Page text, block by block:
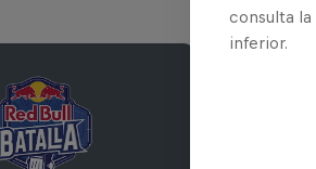
consulta la
inferior.